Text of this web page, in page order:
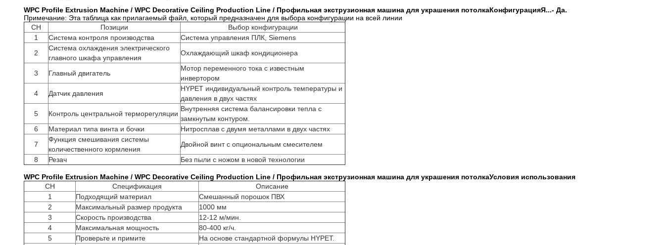
WPC Profile Extrusion Machine / WPC Decorative Ceiling Production Line / Профильная экструзионная машина для украшения потолкаКонфигурацияЯ...- Да.
Примечание: Эта таблица как прилагаемый файл, который предназначен для выбора конфигурации на всей линии
СН
Позиции
Выбор конфигурации
1
Система контроля производства
Система управления ПЛК, Siemens
2
Система охлаждения электрического
главного шкафа управления
Охлаждающий шкаф кондиционера
3 Главный двигатель
Мотор переменного тока с известным
инвертором
4
Датчик давления
HYPET индивидуальный контроль температуры и
давления в двух частях
5
Контроль центральной терморегуляции
Внутренняя система балансировки тепла с
замкнутым контуром.
6
Материал типа винта и бочки
Нитросплав с двумя металлами в двух частях
7
Функция смешивания системы
количественного кормления
Двойной винт с опциональным смесителем
8
Резач Без пыли с ножом в новой технологии
WPC Profile Extrusion Machine / WPC Decorative Ceiling Production Line / Профильная экструзионная машина для украшения потолкаУсловия использования
СН
Спецификация
Описание
1
Подходящий материал
Смешанный порошок ПВХ
2
Максимальный размер продукта
1000 мм
3
Скорость производства
12-12 м/мин.
4
Максимальная мощность
80-400 кг/ч.
5
Проверьте и примите
На основе стандартной формулы HYPET.